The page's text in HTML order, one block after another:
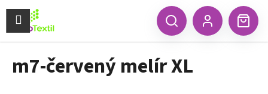
obsah
HledatPřihlášení
Menu
m7-červený melír XL
K
š Zpět
Zpět
C